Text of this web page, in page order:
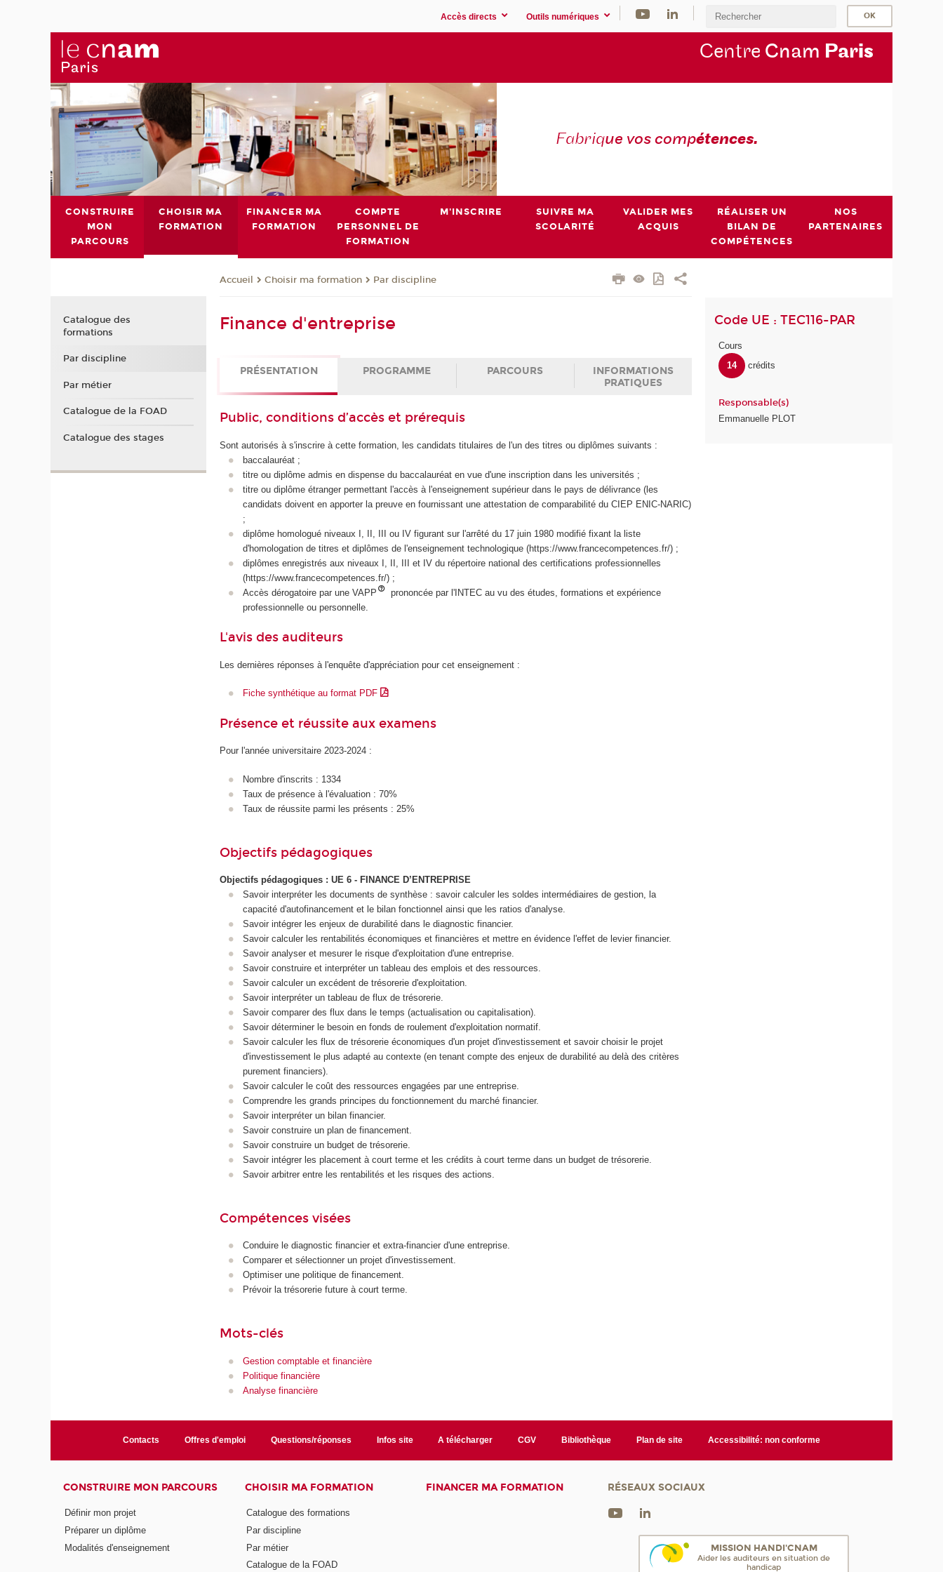
Accès directs Outils numériques
Centre Cnam Paris
Fabrique vos compétences.
CONSTRUIRE
MON
PARCOURS
CHOISIR MA
FORMATION
FINANCER MA
FORMATION
COMPTE
PERSONNEL DE
FORMATION
M'INSCRIRE
SUIVRE MA
SCOLARITÉ
VALIDER MES
ACQUIS
RÉALISER UN
BILAN DE
COMPÉTENCES
NOS
PARTENAIRES
Accueil Choisir ma formation Par discipline
Finance d'entreprise
PRÉSENTATION PROGRAMME PARCOURS
INFORMATIONS
PRATIQUES
Public, conditions d’accès et prérequis
Sont autorisés à s'inscrire à cette formation, les candidats titulaires de l'un des titres ou diplômes suivants :
baccalauréat ;
titre ou diplôme admis en dispense du baccalauréat en vue d'une inscription dans les universités ;
titre ou diplôme étranger permettant l'accès à l'enseignement supérieur dans le pays de délivrance (les
candidats doivent en apporter la preuve en fournissant une attestation de comparabilité du CIEP ENIC-NARIC)
;
diplôme homologué niveaux I, II, III ou IV figurant sur l'arrêté du 17 juin 1980 modifié fixant la liste
d'homologation de titres et diplômes de l'enseignement technologique (https://www.francecompetences.fr/) ;
diplômes enregistrés aux niveaux I, II, III et IV du répertoire national des certifications professionnelles
(https://www.francecompetences.fr/) ;
Accès dérogatoire par une VAPP
prononcée par l'INTEC au vu des études, formations et expérience
professionnelle ou personnelle.
L'avis des auditeurs
Les dernières réponses à l'enquête d'appréciation pour cet enseignement :
Fiche synthétique au format PDF
Présence et réussite aux examens
Pour l'année universitaire 2023-2024 :
Nombre d'inscrits : 1334
Taux de présence à l'évaluation : 70%
Taux de réussite parmi les présents : 25%
Objectifs pédagogiques
Objectifs pédagogiques : UE 6 - FINANCE D’ENTREPRISE
Savoir interpréter les documents de synthèse : savoir calculer les soldes intermédiaires de gestion, la
capacité d'autofinancement et le bilan fonctionnel ainsi que les ratios d'analyse.
Savoir intégrer les enjeux de durabilité dans le diagnostic financier.
Savoir calculer les rentabilités économiques et financières et mettre en évidence l'effet de levier financier.
Savoir analyser et mesurer le risque d'exploitation d'une entreprise.
Savoir construire et interpréter un tableau des emplois et des ressources.
Savoir calculer un excédent de trésorerie d'exploitation.
Savoir interpréter un tableau de flux de trésorerie.
Savoir comparer des flux dans le temps (actualisation ou capitalisation).
Savoir déterminer le besoin en fonds de roulement d'exploitation normatif.
Savoir calculer les flux de trésorerie économiques d'un projet d'investissement et savoir choisir le projet
d'investissement le plus adapté au contexte (en tenant compte des enjeux de durabilité au delà des critères
purement financiers).
Savoir calculer le coût des ressources engagées par une entreprise.
Comprendre les grands principes du fonctionnement du marché financier.
Savoir interpréter un bilan financier.
Savoir construire un plan de financement.
Savoir construire un budget de trésorerie.
Savoir intégrer les placement à court terme et les crédits à court terme dans un budget de trésorerie.
Savoir arbitrer entre les rentabilités et les risques des actions.
Compétences visées
Conduire le diagnostic financier et extra-financier d'une entreprise.
Comparer et sélectionner un projet d'investissement.
Optimiser une politique de financement.
Prévoir la trésorerie future à court terme.
Mots-clés
Gestion comptable et financière
Politique financière
Analyse financière
Code UE : TEC116-PAR
Cours
14
crédits
Responsable(s)
Emmanuelle PLOT
Catalogue des
formations
Par discipline
Par métier
Catalogue de la FOAD
Catalogue des stages
Contacts Offres d'emploi Questions/réponses Infos site A télécharger CGV Bibliothèque Plan de site Accessibilité: non conforme
CONSTRUIRE MON PARCOURS
Définir mon projet
Préparer un diplôme
Modalités d'enseignement
CHOISIR MA FORMATION
Catalogue des formations
Par discipline
Par métier
Catalogue de la FOAD
FINANCER MA FORMATION RÉSEAUX SOCIAUX
MISSION HANDI'CNAM
Aider les auditeurs en situation de
handicap